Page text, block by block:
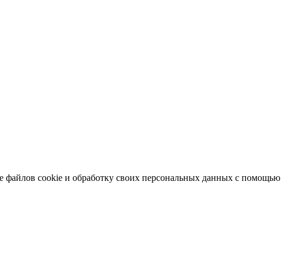
cookie и обработку своих персональных данных с помощью